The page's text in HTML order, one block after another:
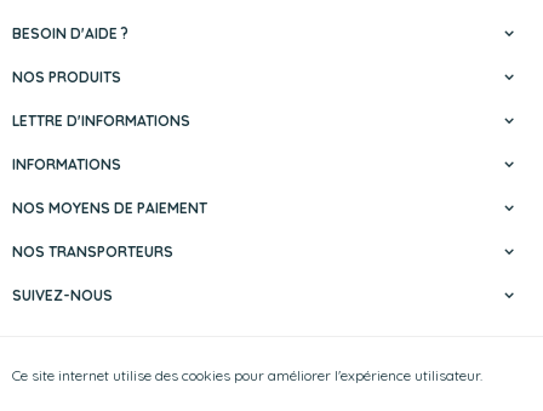
BESOIN D'AIDE ?
NOS PRODUITS
LETTRE D'INFORMATIONS
INFORMATIONS
NOS MOYENS DE PAIEMENT
NOS TRANSPORTEURS
SUIVEZ-NOUS
Hobbyscuit | N° d'entreprise : 0429.356.147
Ce site internet utilise des cookies pour améliorer l'expérience utilisateur.